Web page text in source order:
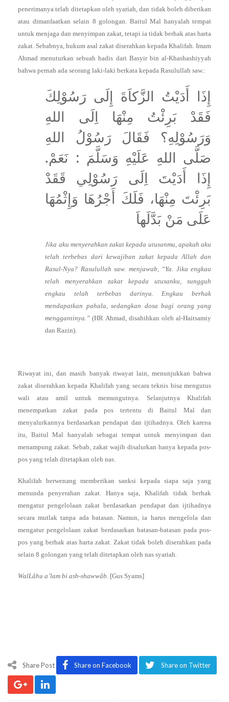
penerimanya telah ditetapkan oleh syariah, dan tidak boleh diberikan
atau dimanfaatkan selain 8 golongan. Baitul Mal hanyalah tempat
untuk menjaga dan menyimpan zakat, tetapi ia tidak berhak atas harta
zakat. Sebabnya, hukum asal zakat diserahkan kepada Khalifah. Imam
Ahmad menuturkan sebuah hadis dari Basyir bin al-Khashashiyyah
bahwa pernah ada seorang laki-laki berkata kepada Rasulullah saw.:
إِذَا أَدَيْتُ الزَّكاَةَ إِلَى رَسُوْلِكَ
فَقَدْ بَرِئْتُ مِنْهَا اِلَى اللهِ
وَرَسُوْلِهِ؟ فَقَالَ رَسُوْلُ اللهِ
صَلَّى اللهِ عَلَيْهِ وَسَلَّمَ : نَعَمْ.
إِذَا أَدَيْتَ اِلَى رَسُوْلِي قَقَدْ
بَرِئْتَ مِنْهَا، فَلَكَ أَجْرُهَا وَإِثْمُهَا
عَلَى مَنْ بَدَّلَهاَ
Jika aku menyerahkan zakat kepada utusanmu, apakah aku
telah terbebas dari kewajiban zakat kepada Allah dan
Rasul-Nya? Rasulullah saw. menjawab, “Ya. Jika engkau
telah menyerahkan zakat kepada utusanku, sungguh
engkau telah terbebas darinya. Engkau berhak
mendapatkan pahala, sedangkan dosa bagi orang yang
menggantinya.”(HR Ahmad, disahihkan oleh al-Haitsamiy
dan Razin).
Riwayat ini, dan masih banyak riwayat lain, menunjukkan bahwa
zakat diserahkan kepada Khalifah yang secara teknis bisa mengutus
wali atau amil untuk memungutnya. Selanjutnya Khalifah
menempatkan zakat pada pos tertentu di Baitul Mal dan
menyalurkannya berdasarkan pendapat dan ijtihadnya. Oleh karena
itu, Baitul Mal hanyalah sebagai tempat untuk menyimpan dan
menampung zakat. Sebab, zakat wajib disalurkan hanya kepada pos-
pos yang telah ditetapkan oleh nas.
Khalifah berwenang memberikan sanksi kepada siapa saja yang
menunda penyerahan zakat. Hanya saja, Khalifah tidak berhak
mengatur pengelolaan zakat berdasarkan pendapat dan ijtihadnya
secara mutlak tanpa ada batasan. Namun, ia harus mengelola dan
mengatur pengelolaan zakat berdasarkan batasan-batasan pada pos-
pos yang berhak atas harta zakat. Zakat tidak boleh diserahkan pada
selain 8 golongan yang telah ditetapkan oleh nas syariah.
WalLâhu a’lam bi ash-shawwâb. [Gus Syams]
Share Post Share on Facebook Share on Twitter